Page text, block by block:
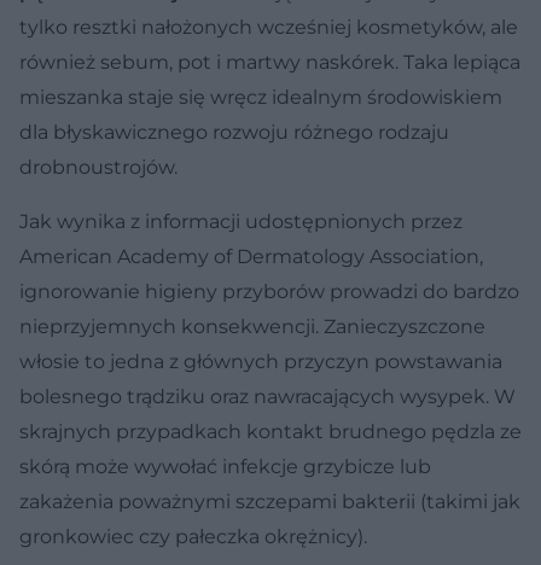
tylko resztki nałożonych wcześniej kosmetyków, ale
również sebum, pot i martwy naskórek. Taka lepiąca
mieszanka staje się wręcz idealnym środowiskiem
dla błyskawicznego rozwoju różnego rodzaju
drobnoustrojów.
Jak wynika z informacji udostępnionych przez
American Academy of Dermatology Association,
ignorowanie higieny przyborów prowadzi do bardzo
nieprzyjemnych konsekwencji. Zanieczyszczone
włosie to jedna z głównych przyczyn powstawania
bolesnego trądziku oraz nawracających wysypek. W
skrajnych przypadkach kontakt brudnego pędzla ze
skórą może wywołać infekcje grzybicze lub
zakażenia poważnymi szczepami bakterii (takimi jak
gronkowiec czy pałeczka okrężnicy).